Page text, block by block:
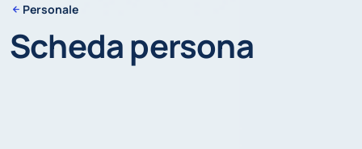
Personale
Scheda persona